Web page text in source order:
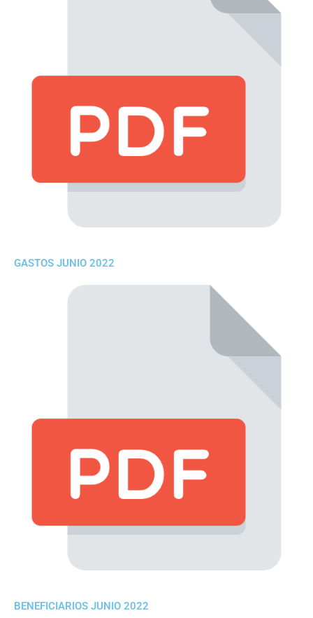
GASTOS JUNIO 2022
BENEFICIARIOS JUNIO 2022